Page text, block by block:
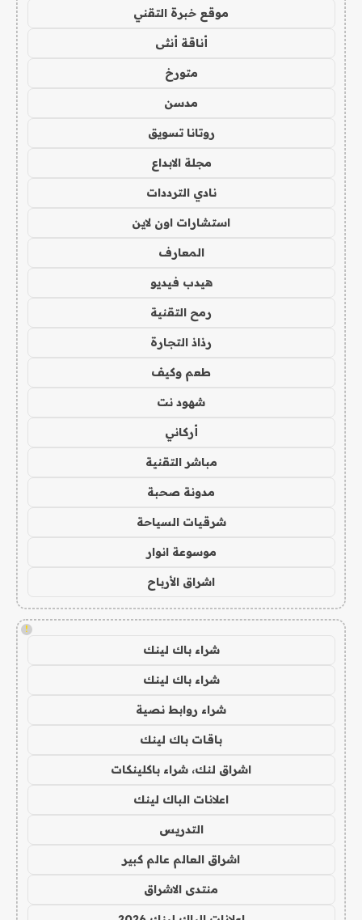
موقع خبرة التقني
أناقة أنثى
متورخ
مدسن
روتانا تسويق
مجلة الابداع
نادي الترددات
استشارات اون لاين
المعارف
هيدب فيديو
رمح التقنية
رذاذ التجارة
طعم وكيف
شهود نت
أركاني
مباشر التقنية
مدونة صحبة
شرقيات السياحة
موسوعة انوار
اشراق الأرباح
!
شراء باك لينك
شراء باك لينك
شراء روابط نصية
باقات باك لينك
اشراق لنك، شراء باكلينكات
اعلانات الباك لينك
التدريس
اشراق العالم عالم كبير
منتدى الاشراق